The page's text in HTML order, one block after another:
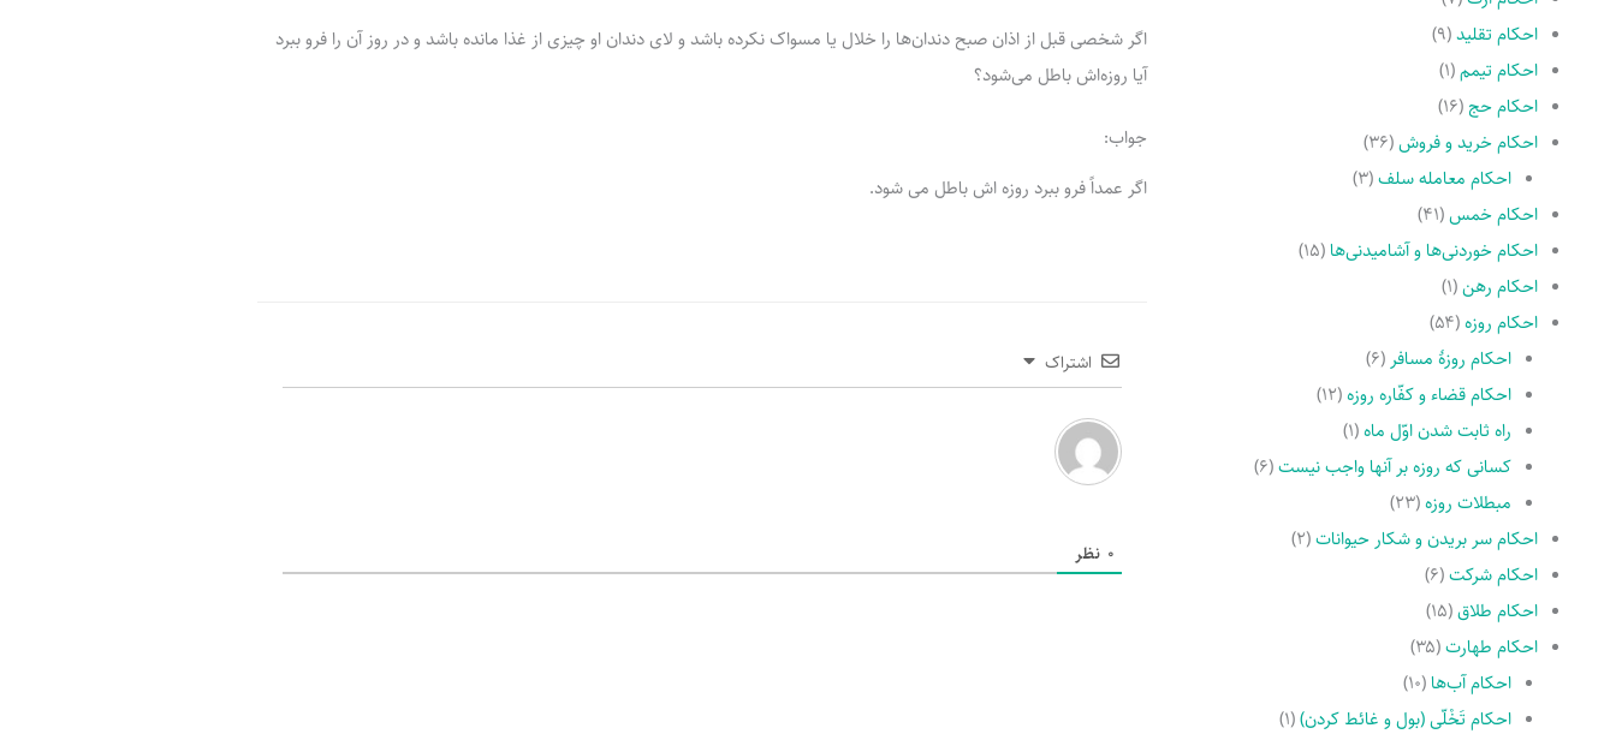
و ه
احکام تقلید(۹)
احکام تیمم(۱)
احکام حج (۱۶)
احکام خرید و فروش(۳۶)
احکام معامله سلف(۳)
احکام خمس(۴۱)
احکام خوردنی‌ها و آشامیدنی‌ها(۱۵)
احکام رهن(۱)
احکام روزه(۵۴)
احکام روزۀ مسافر (۶)
احکام قضاء و کفّاره روزه(۱۲)
راه ثابت شدن اوّل ماه(۱)
کسانى که روزه بر آنها واجب نیست(۶)
مبطلات روزه(۲۳)
احکام سر بریدن و شکار حیوانات(۲)
احکام شرکت(۶)
احکام طلاق(۱۵)
احکام طهارت(۳۵)
احکام آب‌ها(۱۰)
احکام تَخْلّى (بول و غائط کردن)(۱)
اگر شخصی قبل از اذان صبح دندان‌ها را خلال یا مسواک نکرده باشد و لای دندان او چیزی از غذا مانده باشد و در روز آن را فرو ببرد
آیا روزه‌اش باطل می‌شود؟
جواب:
اگر عمداً فرو ببرد روزه اش باطل می شود.
اشتراک
0 نظر